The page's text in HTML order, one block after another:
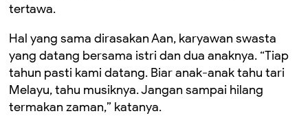
tertawa.
Hal yang sama dirasakan Aan, karyawan swasta
yang datang bersama istri dan dua anaknya. “Tiap
tahun pasti kami datang. Biar anak-anak tahu tari
Melayu, tahu musiknya. Jangan sampai hilang
termakan zaman,” katanya.